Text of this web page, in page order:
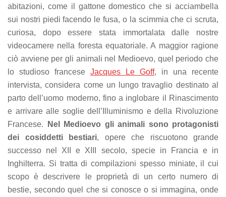
abitazioni, come il gattone domestico che si acciambella
sui nostri piedi facendo le fusa, o la scimmia che ci scruta,
curiosa, dopo essere stata immortalata dalle nostre
videocamere nella foresta equatoriale. A maggior ragione
ciò avviene per gli animali nel Medioevo, quel periodo che
lo studioso francese Jacques Le Goff, in una recente
intervista, considera come un lungo travaglio destinato al
parto dell’uomo moderno, fino a inglobare il Rinascimento
e arrivare alle soglie dell’Illuminismo e della Rivoluzione
Francese.
Nel Medioevo gli animali sono protagonisti
dei cosiddetti bestiari, opere che riscuotono grande
successo nel XII e XIII secolo, specie in Francia e in
Inghilterra. Si tratta di compilazioni spesso miniate, il cui
scopo è descrivere le proprietà di un certo numero di
bestie, secondo quel che si conosce o si immagina, onde
functionality
will
disappear
from the
website.
Marketing
By sharing
your
interests
and
behavior as
you visit our
increase the
chance of
seeing
personalized
content and